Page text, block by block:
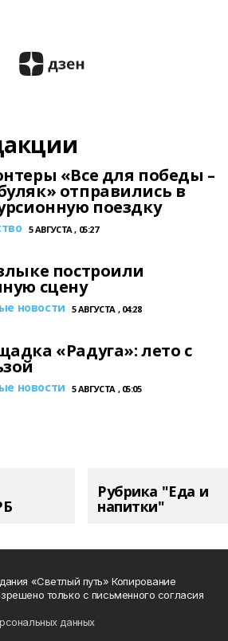
«Все для победы –
отправились в
поездку
5 АВГУСТА , 05:27
построили
сцену
новости 5 АВГУСТА , 04:28
«Радуга»: лето с
новости 5 АВГУСТА , 05:05
Рубрика "Еда и
напитки"
«Светлый путь» Копирование
только с письменного согласия
данных